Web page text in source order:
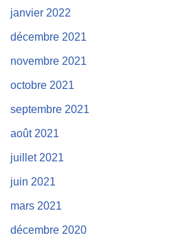
janvier 2022
décembre 2021
novembre 2021
octobre 2021
septembre 2021
août 2021
juillet 2021
juin 2021
mars 2021
décembre 2020